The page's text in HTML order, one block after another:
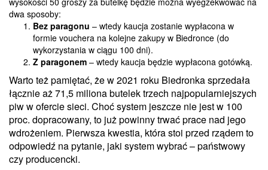
dwa sposoby:
Bez paragonu – wtedy kaucja zostanie wypłacona w
formie vouchera na kolejne zakupy w Biedronce (do
wykorzystania w ciągu 100 dni).
Z paragonem – wtedy kaucja będzie wypłacona gotówką.
Warto też pamiętać, że w 2021 roku Biedronka sprzedała
łącznie aż 71,5 miliona butelek trzech najpopularniejszych
piw w ofercie sieci. Choć system jeszcze nie jest w 100
proc. dopracowany, to już powinny trwać prace nad jego
wdrożeniem. Pierwsza kwestia, która stoi przed rządem to
odpowiedź na pytanie, jaki system wybrać – państwowy
czy producencki.